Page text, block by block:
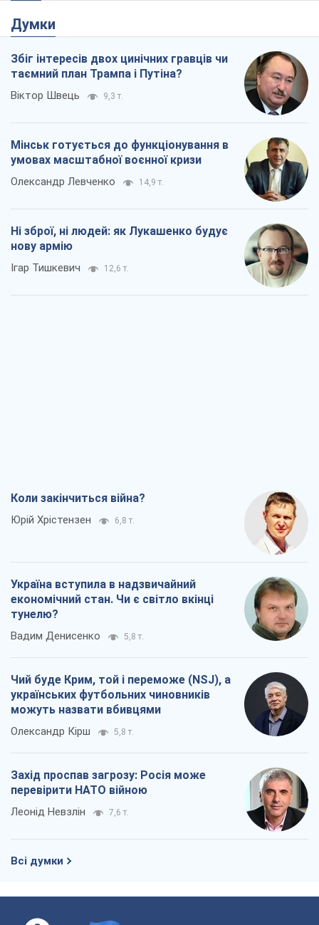
Думки
Збіг інтересів двох цинічних гравців чи
таємний план Трампа і Путіна?
Віктор Швець 9,3 т.
Мінськ готується до функціонування в
умовах масштабної воєнної кризи
Олександр Левченко 14,9 т.
Ні зброї, ні людей: як Лукашенко будує
нову армію
Ігар Тишкевич 12,6 т.
Коли закінчиться війна?
Юрій Хрістензен 6,8 т.
Україна вступила в надзвичайний
економічний стан. Чи є світло вкінці
тунелю?
Вадим Денисенко 5,8 т.
Чий буде Крим, той і переможе (NSJ), а
українських футбольних чиновників
можуть назвати вбивцями
Олександр Кірш 5,8 т.
Захід проспав загрозу: Росія може
перевірити НАТО війною
Леонід Невзлін 7,6 т.
Всі думки